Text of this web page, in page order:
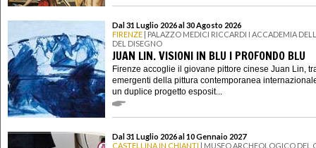
Dal 31 Luglio 2026 al 30 Agosto 2026
FIRENZE | PALAZZO MEDICI RICCARDI I ACCADEMIA
DEL DISEGNO
JUAN LIN. VISIONI IN BLU I PROFONDO BLU
Firenze accoglie il giovane pittore cinese Juan Lin,
emergenti della pittura contemporanea
un duplice progetto esposit...
Dal 31 Luglio 2026 al 10 Gennaio 2027
CASTELLINA IN CHIANTI | MUSEO ARCHEOLOGICO DEL